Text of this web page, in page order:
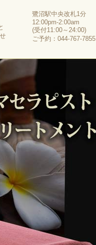
鷺沼駅中央改札1分
12:00pm-2:00am
(受付11:00～24:00)
ご予約：044-767-7855